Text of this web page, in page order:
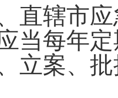
直辖市
当每年
立案、